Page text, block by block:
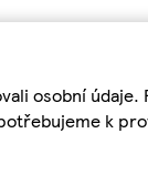
osobní
k